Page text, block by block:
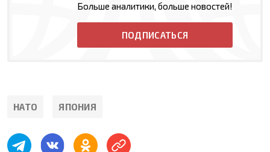
Больше аналитики, больше новостей!
ПОДПИСАТЬСЯ
НАТО ЯПОНИЯ